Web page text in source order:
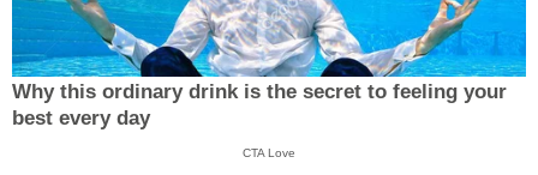
Why this ordinary drink is the secret to feeling your
best every day
CTA Love